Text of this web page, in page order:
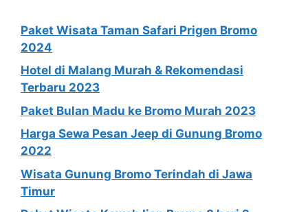
Paket Wisata Taman Safari Prigen Bromo
2024
Hotel di Malang Murah & Rekomendasi
Terbaru 2023
Paket Bulan Madu ke Bromo Murah 2023
Harga Sewa Pesan Jeep di Gunung Bromo
2022
Wisata Gunung Bromo Terindah di Jawa
Timur